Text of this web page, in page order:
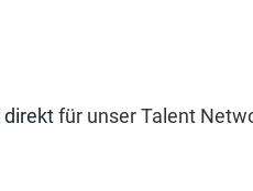
direktfür unser Talent